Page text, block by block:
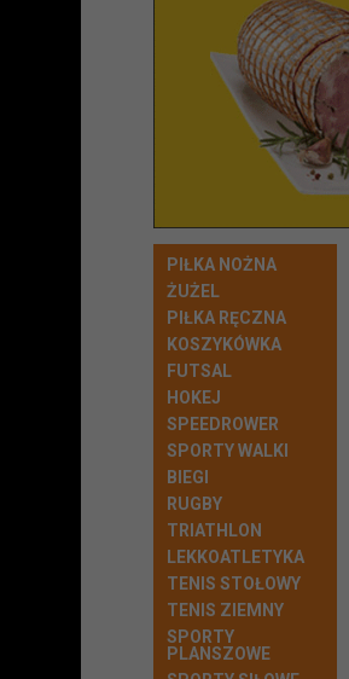
PIŁKA NOŻNA
ŻUŻEL
PIŁKA RĘCZNA
KOSZYKÓWKA
FUTSAL
HOKEJ
SPEEDROWER
SPORTY WALKI
BIEGI
RUGBY
TRIATHLON
LEKKOATLETYKA
TENIS STOŁOWY
TENIS ZIEMNY
SPORTY
PLANSZOWE